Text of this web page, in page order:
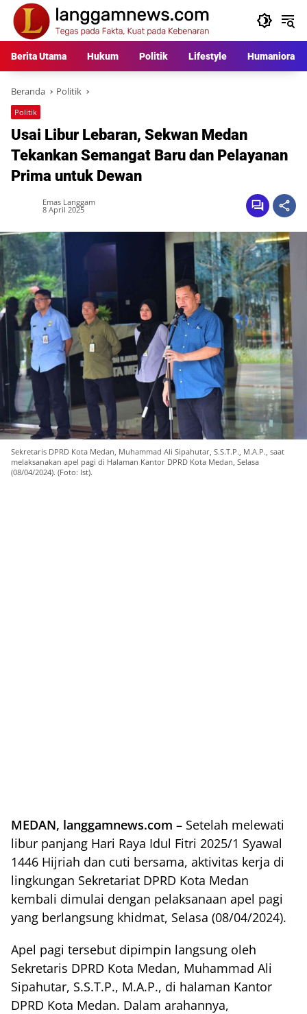
Langsung
konten
Berita Utama Hukum Politik Lifestyle Humaniora
Beranda Politik
Politik
Usai Libur Lebaran, Sekwan Medan
Tekankan Semangat Baru dan Pelayanan
Prima untuk Dewan
Emas Langgam
8 April 2025
Sekretaris DPRD Kota Medan, Muhammad Ali Sipahutar, S.S.T.P., M.A.P., saat
melaksanakan apel pagi di Halaman Kantor DPRD Kota Medan, Selasa
(08/04/2024). (Foto: Ist).
MEDAN, langgamnews.com – Setelah melewati
libur panjang Hari Raya Idul Fitri 2025/1 Syawal
1446 Hijriah dan cuti bersama, aktivitas kerja di
lingkungan Sekretariat DPRD Kota Medan
kembali dimulai dengan pelaksanaan apel pagi
yang berlangsung khidmat, Selasa (08/04/2024).
Apel pagi tersebut dipimpin langsung oleh
Sekretaris DPRD Kota Medan, Muhammad Ali
Sipahutar, S.S.T.P., M.A.P., di halaman Kantor
DPRD Kota Medan. Dalam arahannya,